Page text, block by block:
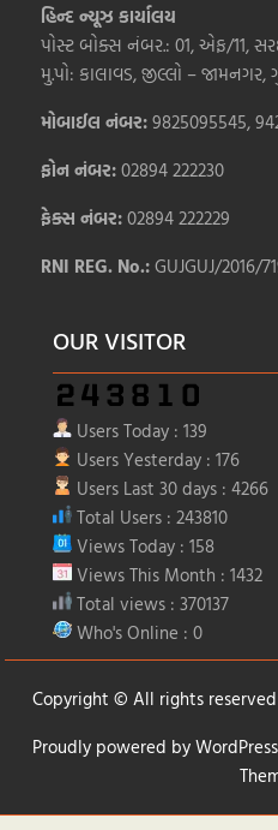
હિન્દ ન્યૂઝ કાર્યાલય
પોસ્ટ બોક્સ નંબર.: 01, એફ/11,
મુ.પો: કાલાવડ, જીલ્લો – જામનગર,
મોબાઈલ નંબર:9825095545,
ફોન નંબર:02894 222230
ફેક્સ નંબર:02894 222229
RNI REG. No.:GUJGUJ/2016/
OUR VISITOR
Users Today : 139
Users Yesterday : 176
Users Last 30 days : 4266
Total Users : 243810
Views Today : 158
Views This Month : 1432
Total views : 370137
Who's Online : 0
Copyright © All rights
Proudly powered by WordPress